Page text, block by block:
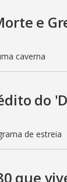
e
caverna
do
de estreia
que